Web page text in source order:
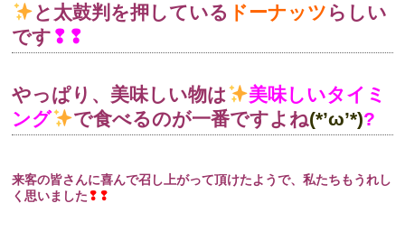
と 太鼓判を押している ドーナッツ らしい
です ❢❢
やっぱり、美味しい物は
美味しいタイミ
ング
で食べるのが一番ですよね(*’ω’*)?
来客の皆さんに喜んで召し上がって頂けたようで、私たちもうれし
く思いました❢❢